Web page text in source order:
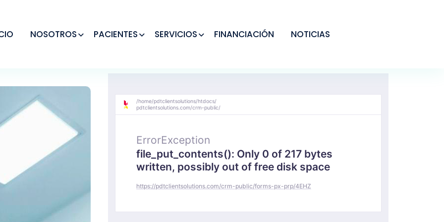
NOSOTROS PACIENTES SERVICIOS FINANCIACIÓN NOTICIAS